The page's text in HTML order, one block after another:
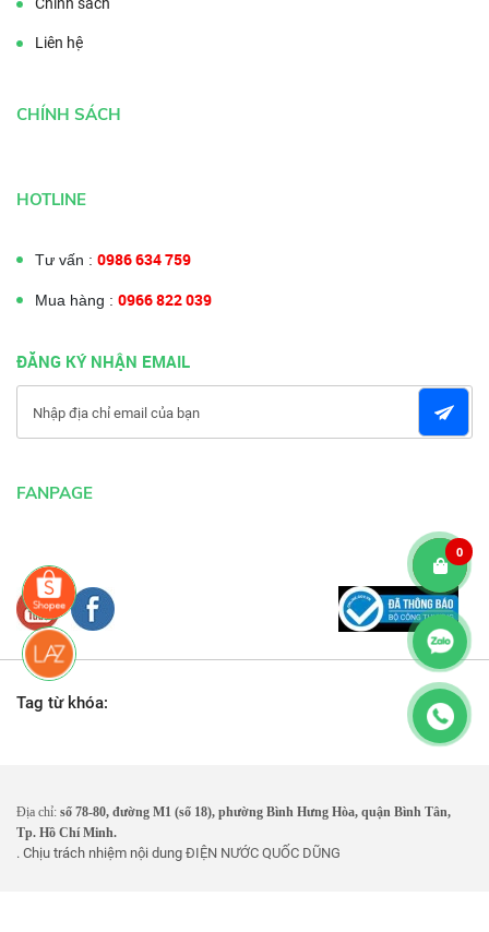
Chính sách
Liên hệ
CHÍNH SÁCH
HOTLINE
Tư vấn : 0986 634 759
Mua hàng : 0966 822 039
ĐĂNG KÝ NHẬN EMAIL
FANPAGE
Tag từ khóa:
Địa chỉ: số 78-80, đường M1 (số 18), phường Bình Hưng Hòa, quận Bình Tân,
Tp. Hồ Chí Minh.
. Chịu trách nhiệm nội dung ĐIỆN NƯỚC QUỐC DŨNG
0